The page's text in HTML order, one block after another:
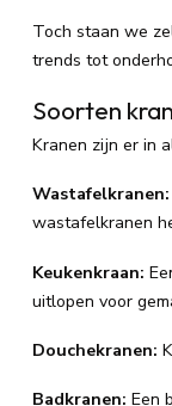
Toch staan we
trends tot
Soorten
Kranen zijn er in
Wastafelkranen:
wastafelkranen
Keukenkraan:
uitlopen voor
Douchekranen:
Badkranen: Een